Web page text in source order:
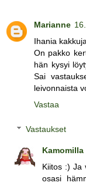
Marianne
Ihania
On pakko
hän kysyi
Sai
leivonnaista
Vastaa
Vastaukset
Kamomilla
Kiitos :) Ja
osasi